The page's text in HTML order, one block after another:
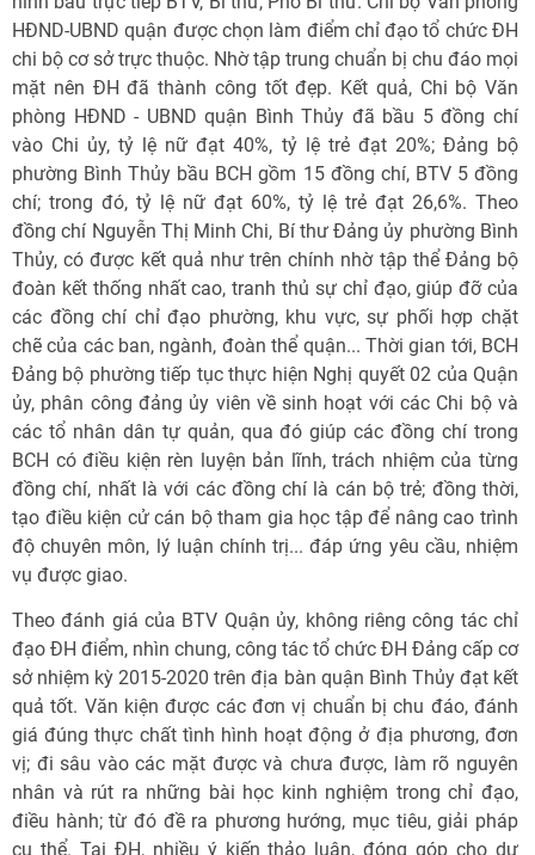
HĐND-UBND quận được chọn làm điểm chỉ đạo tổ chức ĐH
chi bộ cơ sở trực thuộc. Nhờ tập trung chuẩn bị chu đáo mọi
mặt nên ĐH đã thành công tốt đẹp. Kết quả, Chi bộ Văn
phòng HĐND - UBND quận Bình Thủy đã bầu 5 đồng chí
vào Chi ủy, tỷ lệ nữ đạt 40%, tỷ lệ trẻ đạt 20%; Đảng bộ
phường Bình Thủy bầu BCH gồm 15 đồng chí, BTV 5 đồng
chí; trong đó, tỷ lệ nữ đạt 60%, tỷ lệ trẻ đạt 26,6%. Theo
đồng chí Nguyễn Thị Minh Chi, Bí thư Đảng ủy phường Bình
Thủy, có được kết quả như trên chính nhờ tập thể Đảng bộ
đoàn kết thống nhất cao, tranh thủ sự chỉ đạo, giúp đỡ của
các đồng chí chỉ đạo phường, khu vực, sự phối hợp chặt
chẽ của các ban, ngành, đoàn thể quận... Thời gian tới, BCH
Đảng bộ phường tiếp tục thực hiện Nghị quyết 02 của Quận
ủy, phân công đảng ủy viên về sinh hoạt với các Chi bộ và
các tổ nhân dân tự quản, qua đó giúp các đồng chí trong
BCH có điều kiện rèn luyện bản lĩnh, trách nhiệm của từng
đồng chí, nhất là với các đồng chí là cán bộ trẻ; đồng thời,
tạo điều kiện cử cán bộ tham gia học tập để nâng cao trình
độ chuyên môn, lý luận chính trị... đáp ứng yêu cầu, nhiệm
vụ được giao.
Theo đánh giá của BTV Quận ủy, không riêng công tác chỉ
đạo ĐH điểm, nhìn chung, công tác tổ chức ĐH Đảng cấp cơ
sở nhiệm kỳ 2015-2020 trên địa bàn quận Bình Thủy đạt kết
quả tốt. Văn kiện được các đơn vị chuẩn bị chu đáo, đánh
giá đúng thực chất tình hình hoạt động ở địa phương, đơn
vị; đi sâu vào các mặt được và chưa được, làm rõ nguyên
nhân và rút ra những bài học kinh nghiệm trong chỉ đạo,
điều hành; từ đó đề ra phương hướng, mục tiêu, giải pháp
cụ thể. Tại ĐH, nhiều ý kiến thảo luận, đóng góp cho dự